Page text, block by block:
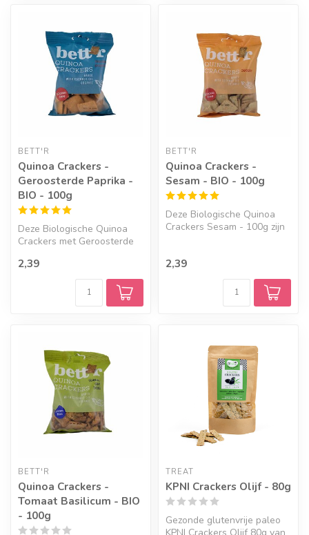
BETT'R
Quinoa Crackers -
Geroosterde Paprika -
BIO - 100g
Deze Biologische Quinoa
Crackers met Geroosterde
heerlij...
2,39
BETT'R
Quinoa Crackers -
Sesam - BIO - 100g
Deze Biologische Quinoa
Crackers Sesam - 100g zijn
2,39
BETT'R
Quinoa Crackers -
Tomaat Basilicum - BIO
- 100g
TREAT
KPNI Crackers Olijf - 80g
Gezonde glutenvrije paleo